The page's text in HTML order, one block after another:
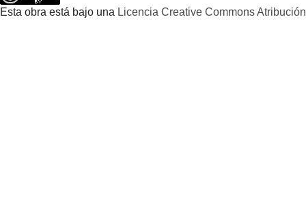
Esta obra está bajo una Licencia Creative Commons